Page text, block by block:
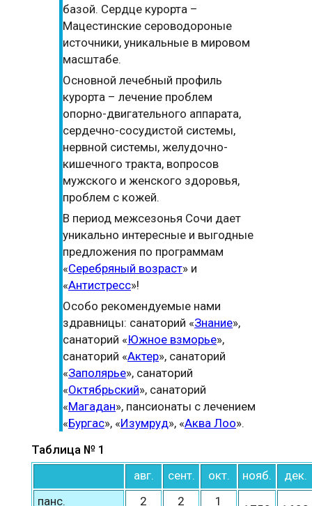
базой. Сердце курорта –
Мацестинские сероводороные
источники, уникальные в мировом
масштабе.
Основной лечебный профиль
курорта – лечение проблем
опорно-двигательного аппарата,
сердечно-сосудистой системы,
нервной системы, желудочно-
кишечного тракта, вопросов
мужского и женского здоровья,
проблем с кожей.
В период межсезонья Сочи дает
уникально интересные и выгодные
предложения по программам
«Серебряный возраст» и
«Антистресс»!
Особо рекомендуемые нами
здравницы: санаторий «Знание»,
санаторий «Южное взморье»,
санаторий «Актер», санаторий
«Заполярье», санаторий
«Октябрьский», санаторий
«Магадан», пансионаты с лечением
«Бургас», «Изумруд», «Аква Лоо».
Таблица № 1
авг.
сент. окт. нояб.
дек.
панс.
2 2 1